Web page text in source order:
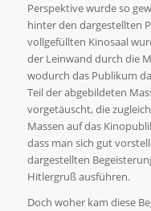
Perspektive wurde so
hinter den dargestellten
vollgefüllten Kinosaal
der Leinwand durch die
wodurch das Publikum
Teil der abgebildeten
vorgetäuscht, die
Massen auf das
dass man sich gut
dargestellten
Hitlergruß ausführen.
Doch woher kam diese